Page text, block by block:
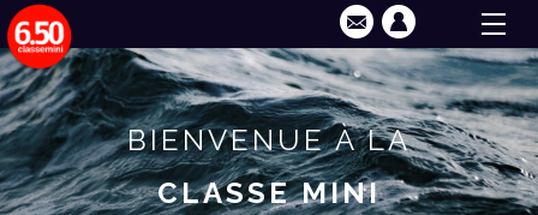
BIENVENUE À LA
CLASSE MINI